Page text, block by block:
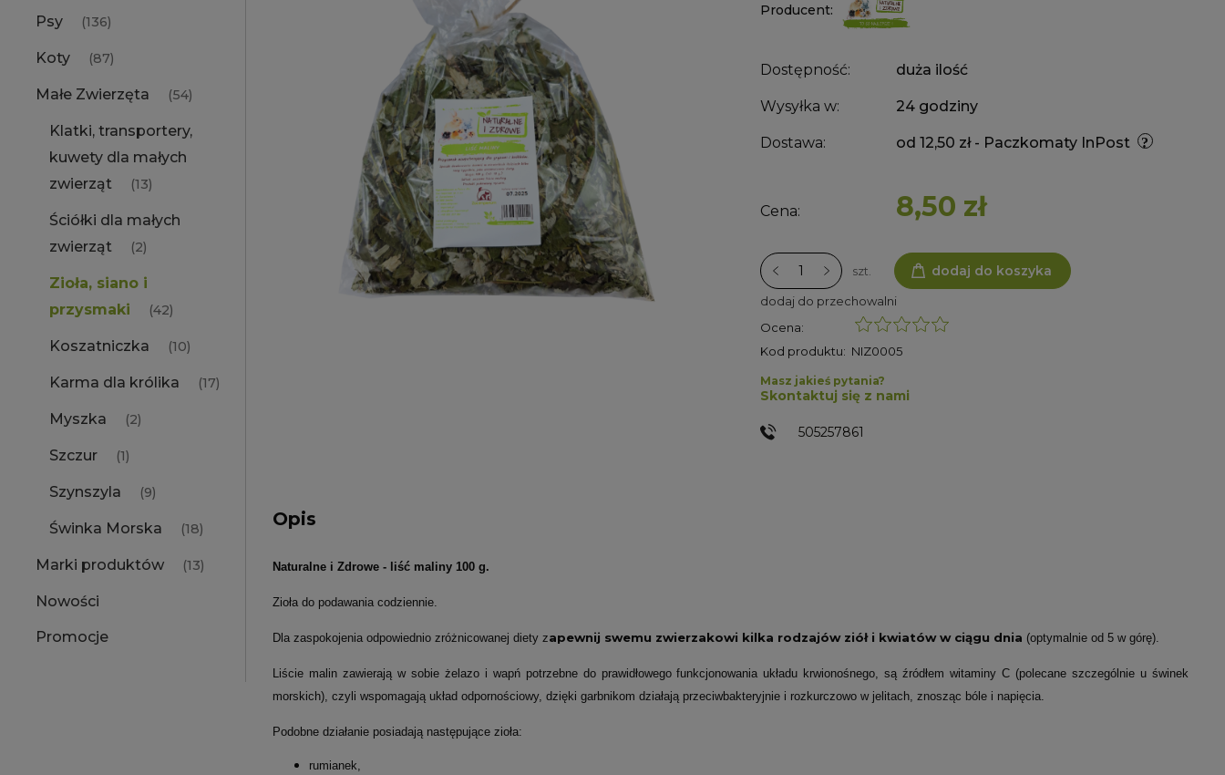
Psy (136)
Koty (87)
Małe Zwierzęta (54)
Klatki, transportery,
kuwety dla małych
zwierząt
(13)
Ściółki dla małych
zwierząt
(2)
Zioła, siano i
przysmaki
(42)
Koszatniczka (10)
Karma dla królika (17)
Myszka (2)
Szczur (1)
Szynszyla (9)
Świnka Morska (18)
Marki produktów (13)
Nowości
Promocje
Producent:
Dostępność: duża ilość
Wysyłka w: 24 godziny
Dostawa: od 12,50 zł - Paczkomaty InPost
Cena: 8,50 zł
szt. dodaj do koszyka
dodaj do przechowalni
Ocena:
Kod produktu: NIZ0005
Masz jakieś pytania?
Skontaktuj się z nami
505257861
Opis
Naturalne i Zdrowe - liść maliny 100 g.
Zioła do podawania codziennie.
Dla zaspokojenia odpowiednio zróżnicowanej diety zapewnij swemu zwierzakowi kilka rodzajów ziół i kwiatów w ciągu dnia (optymalnie od 5 w górę).
Liście malin zawierają w sobie żelazo i wapń potrzebne do prawidłowego funkcjonowania układu krwionośnego, są źródłem witaminy C (polecane szczególnie u świnek
morskich), czyli wspomagają układ odpornościowy, dzięki garbnikom działają przeciwbakteryjnie i rozkurczowo w jelitach, znosząc bóle i napięcia.
Podobne działanie posiadają następujące zioła:
rumianek,